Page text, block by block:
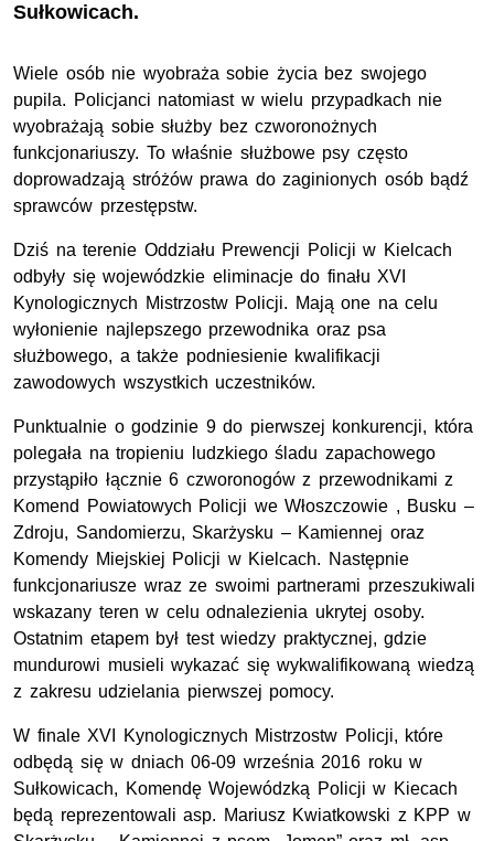
Sułkowicach.
Wiele osób nie wyobraża sobie życia bez swojego
pupila. Policjanci natomiast w wielu przypadkach nie
wyobrażają sobie służby bez czworonożnych
funkcjonariuszy. To właśnie służbowe psy często
doprowadzają stróżów prawa do zaginionych osób bądź
sprawców przestępstw.
Dziś na terenie Oddziału Prewencji Policji w Kielcach
odbyły się wojewódzkie eliminacje do finału XVI
Kynologicznych Mistrzostw Policji. Mają one na celu
wyłonienie najlepszego przewodnika oraz psa
służbowego, a także podniesienie kwalifikacji
zawodowych wszystkich uczestników.
Punktualnie o godzinie 9 do pierwszej konkurencji, która
polegała na tropieniu ludzkiego śladu zapachowego
przystąpiło łącznie 6 czworonogów z przewodnikami z
Komend Powiatowych Policji we Włoszczowie , Busku –
Zdroju, Sandomierzu, Skarżysku – Kamiennej oraz
Komendy Miejskiej Policji w Kielcach. Następnie
funkcjonariusze wraz ze swoimi partnerami przeszukiwali
wskazany teren w celu odnalezienia ukrytej osoby.
Ostatnim etapem był test wiedzy praktycznej, gdzie
mundurowi musieli wykazać się wykwalifikowaną wiedzą
z zakresu udzielania pierwszej pomocy.
W finale XVI Kynologicznych Mistrzostw Policji, które
odbędą się w dniach 06-09 września 2016 roku w
Sułkowicach, Komendę Wojewódzką Policji w Kiecach
będą reprezentowali asp. Mariusz Kwiatkowski z KPP w